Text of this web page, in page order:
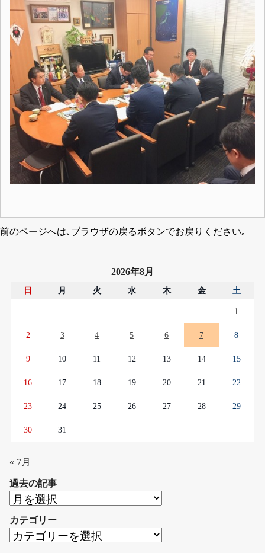
前のページへは､ブラウザの戻るボタンでお戻りください｡
2026年8月
日 月 火 水 木 金 土
1
2 3 4 5 6 7 8
9 10 11 12 13 14 15
16 17 18 19 20 21 22
23 24 25 26 27 28 29
30 31
« 7月
過去の記事
過
の
記
カテゴリー
カ